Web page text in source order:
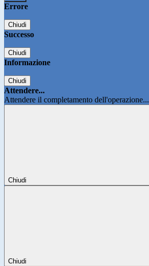
Errore
Chiudi
Successo
Chiudi
Informazione
Chiudi
Attendere...
Attendere il completamento dell'operazione...
Chiudi
Chiudi